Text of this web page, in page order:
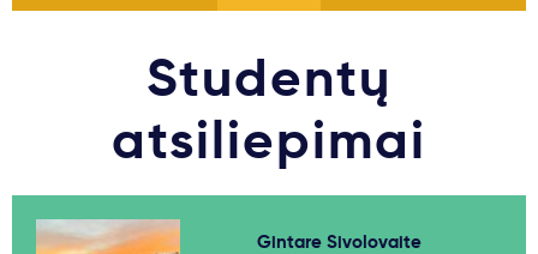
Studentų
atsiliepimai
Gintare Sivolovaite